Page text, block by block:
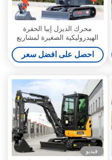
محرك الديزل إيبا الحفرة
الهيدروليكية الصغيرة لمشاريع
البناء
احصل على افضل سعر
فيديو